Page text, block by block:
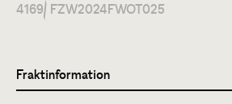
4169/ FZW2024FWOT025
Fraktinformation